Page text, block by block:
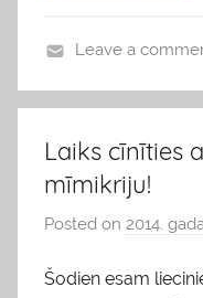
l
g
s
Leave a
Laiks cīnīties
mīmikriju!
Posted on 2014.
Šodien esam